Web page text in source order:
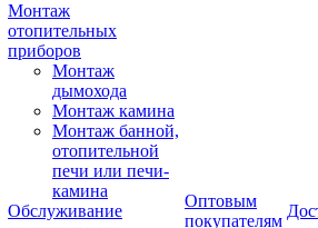
Монтаж
отопительных
приборов
Монтаж
дымохода
Монтаж камина
Монтаж банной,
отопительной
печи или печи-
камина
Обслуживание
Оптовым
покупателям